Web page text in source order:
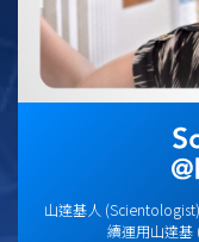
山達基人
續運用山達基